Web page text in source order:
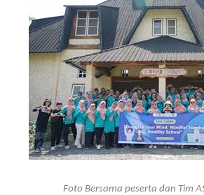
Foto Bersama peserta dan Tim